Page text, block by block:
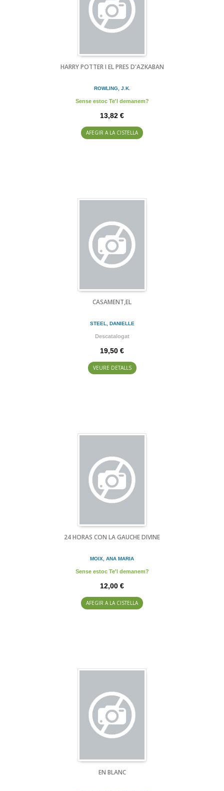
HARRY POTTER I EL PRES D'AZKABAN
ROWLING, J.K.
Sense estoc Te'l demanem?
13,82 €
AFEGIR A LA CISTELLA
CASAMENT,EL
STEEL, DANIELLE
Descatalogat
19,50 €
VEURE DETALLS
24 HORAS CON LA GAUCHE DIVINE
MOIX, ANA MARIA
Sense estoc Te'l demanem?
12,00 €
AFEGIR A LA CISTELLA
EN BLANC